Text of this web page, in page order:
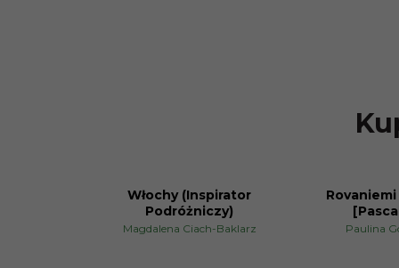
PROMOCJA
Włochy (Inspirator
Podróżniczy)
Magdalena Ciach-Baklarz
PROMOCJA
Paulina